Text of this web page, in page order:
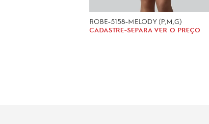
ROBE-5158-MELODY (P,M,G)
CADASTRE-SEPARA VER O PREÇO